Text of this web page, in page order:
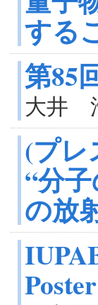
する
第85
大井
(プレ
“分
の放